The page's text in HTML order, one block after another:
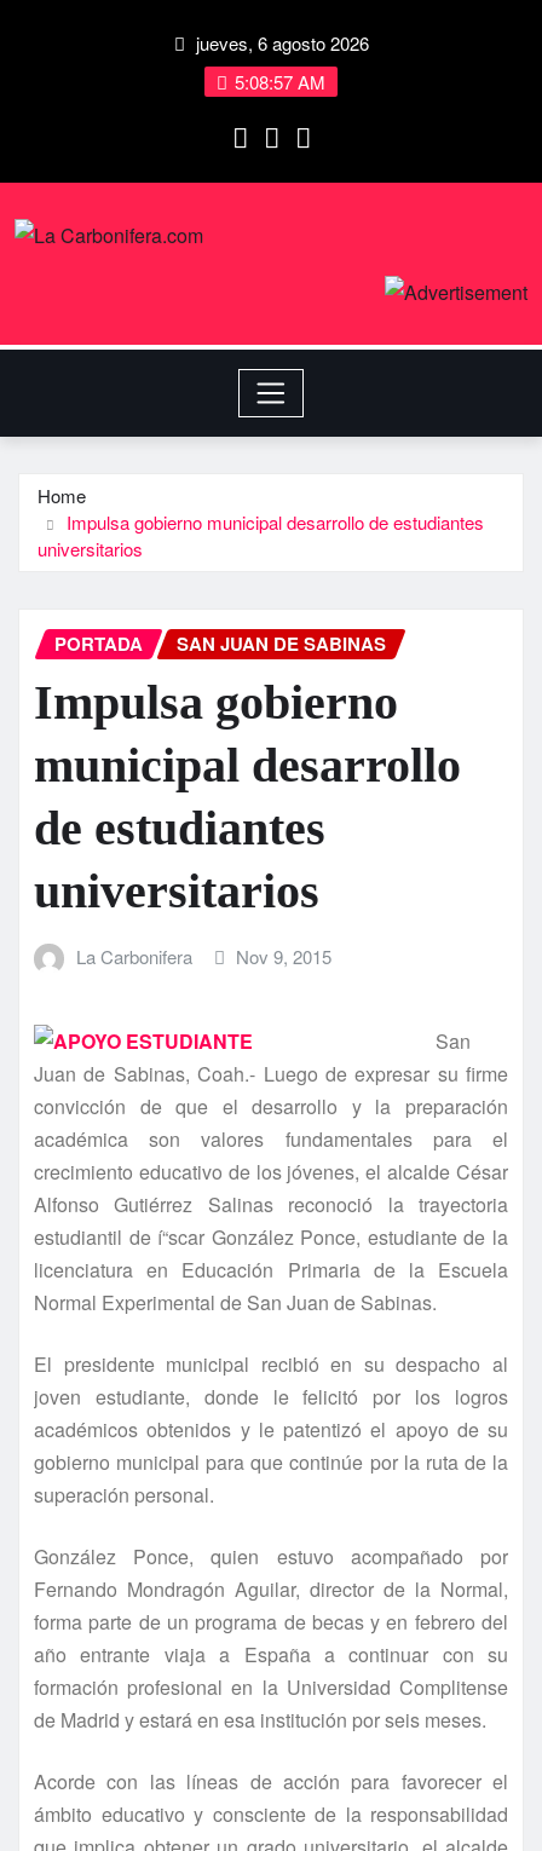
jueves, 6 agosto 2026
5:08:58 AM
Home
Impulsa gobierno municipal desarrollo de estudiantes
universitarios
PORTADA SAN JUAN DE SABINAS
Impulsa gobierno
municipal desarrollo
de estudiantes
universitarios
La Carbonifera Nov 9, 2015
San
Juan de Sabinas, Coah.- Luego de expresar su firme
convicción de que el desarrollo y la preparación
académica son valores fundamentales para el
crecimiento educativo de los jóvenes, el alcalde César
Alfonso Gutiérrez Salinas reconoció la trayectoria
estudiantil de í“scar González Ponce, estudiante de la
licenciatura en Educación Primaria de la Escuela
Normal Experimental de San Juan de Sabinas.
El presidente municipal recibió en su despacho al
joven estudiante, donde le felicitó por los logros
académicos obtenidos y le patentizó el apoyo de su
gobierno municipal para que continúe por la ruta de la
superación personal.
González Ponce, quien estuvo acompañado por
Fernando Mondragón Aguilar, director de la Normal,
forma parte de un programa de becas y en febrero del
año entrante viaja a España a continuar con su
formación profesional en la Universidad Complitense
de Madrid y estará en esa institución por seis meses.
Acorde con las lí­neas de acción para favorecer el
ámbito educativo y consciente de la responsabilidad